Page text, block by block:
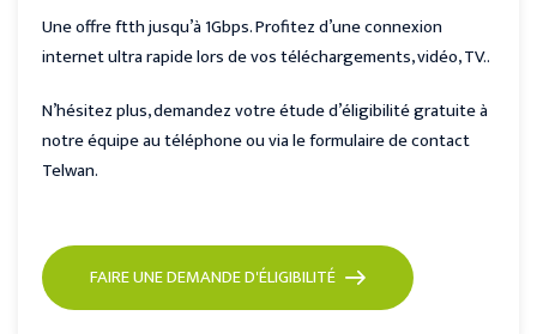
Une offre ftth jusqu’à 1Gbps. Profitez d’une connexion
internet ultra rapide lors de vos téléchargements, vidéo, TV..
N’hésitez plus, demandez votre étude d’éligibilité gratuite à
notre équipe au téléphone ou via le formulaire de contact
Telwan.
FAIRE UNE DEMANDE D'ÉLIGIBILITÉ